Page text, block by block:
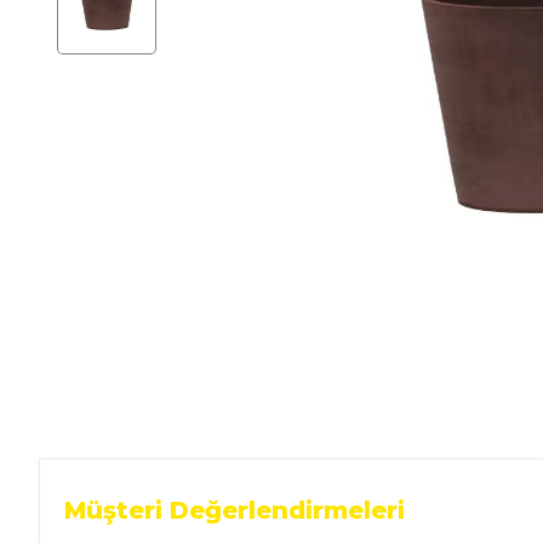
Ev Gereçleri
Malzemeleri
Müşteri Değerlendirmeleri